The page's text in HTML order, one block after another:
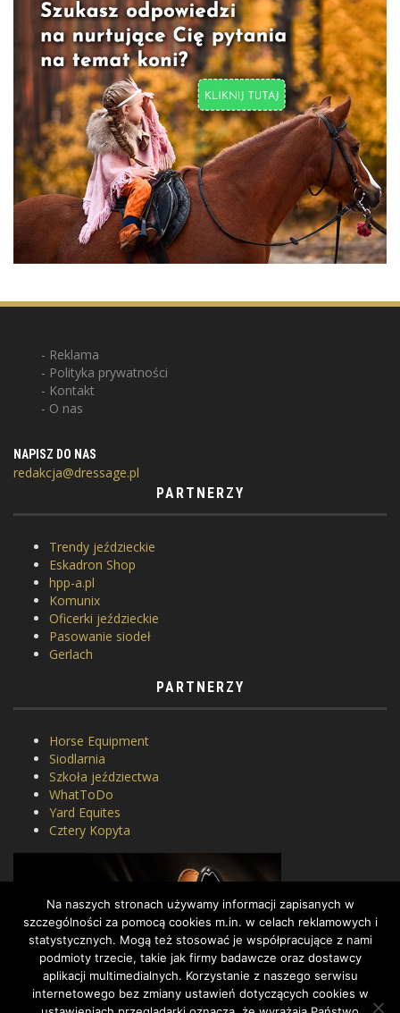
Reklama
Polityka prywatności
Kontakt
O nas
NAPISZ DO NAS
redakcja@dressage.pl
PARTNERZY
Trendy jeździeckie
Eskadron Shop
hpp-a.pl
Komunix
Oficerki jeździeckie
Pasowanie siodeł
Gerlach
PARTNERZY
Horse Equipment
Siodlarnia
Szkoła jeździectwa
WhatToDo
Yard Equites
Cztery Kopyta
Na naszych stronach używamy informacji zapisanych w
szczególności za pomocą cookies m.in. w celach reklamowych i
statystycznych. Mogą też stosować je współpracujące z nami
podmioty trzecie, takie jak firmy badawcze oraz dostawcy
aplikacji multimedialnych. Korzystanie z naszego serwisu
internetowego bez zmiany ustawień dotyczących cookies w